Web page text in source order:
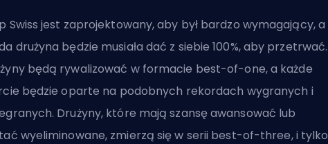
Swiss jest zaprojektowany, aby był bardzo wymagający, a
drużyna będzie musiała dać z siebie 100%, aby przetrwać.
będą rywalizować w formacie best-of-one, a każde
będzie oparte na podobnych rekordach wygranych i
Drużyny, które mają szansę awansować lub
wyeliminowane, zmierzą się w serii best-of-three, i tylko